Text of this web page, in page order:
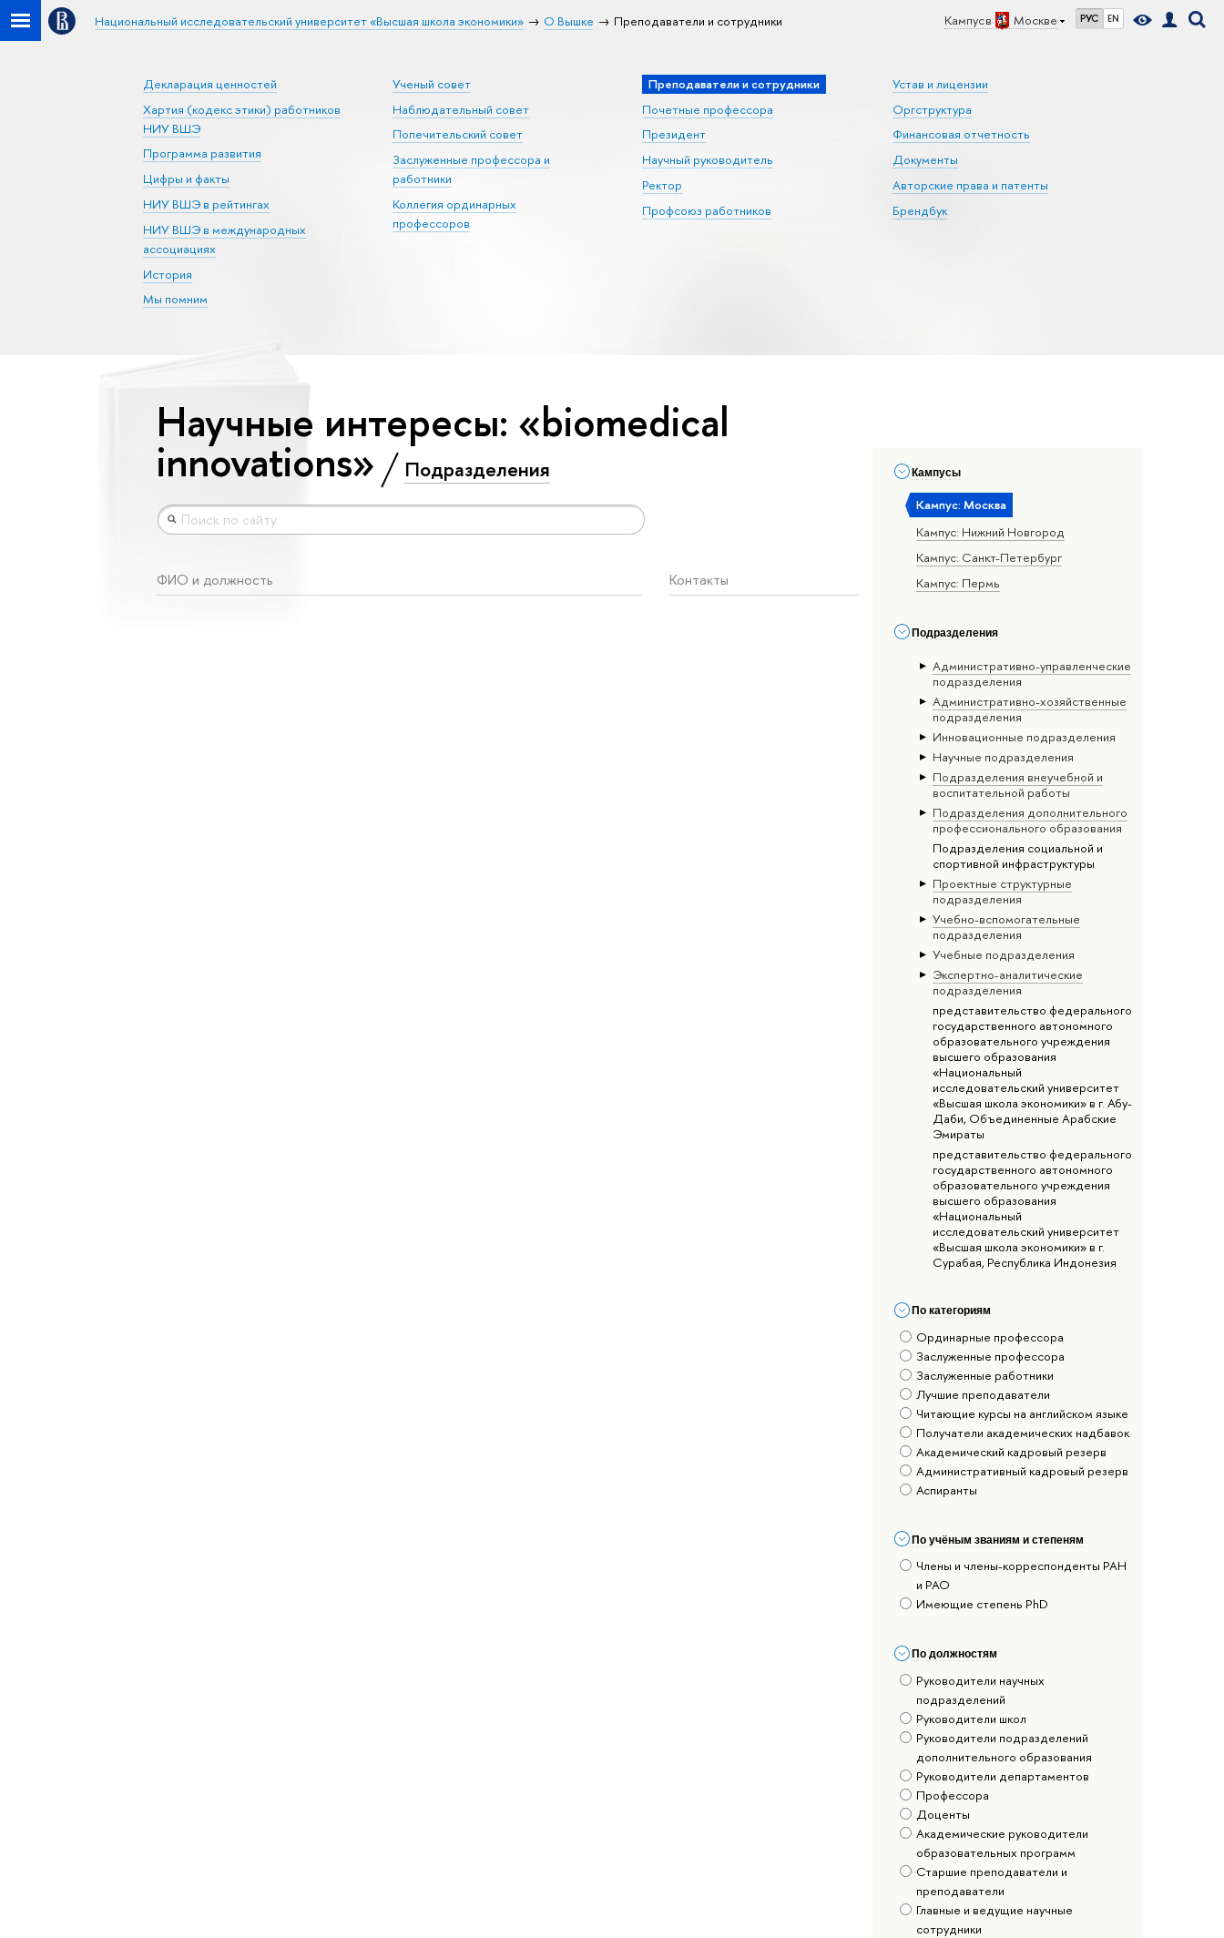
Кампус в Москве РУС EN
Национальный исследовательский университет «Высшая школа экономики» О Вышке Преподаватели и сотрудники
Декларация ценностей
Хартия (кодекс этики) работников
НИУ ВШЭ
Программа развития
Цифры и факты
НИУ ВШЭ в рейтингах
НИУ ВШЭ в международных
ассоциациях
История
Мы помним
Ученый совет
Наблюдательный совет
Попечительский совет
Заслуженные профессора и
работники
Коллегия ординарных
профессоров
Преподаватели и сотрудники
Почетные профессора
Президент
Научный руководитель
Ректор
Профсоюз работников
Устав и лицензии
Оргструктура
Финансовая отчетность
Документы
Авторские права и патенты
Брендбук
Кампусы
Кампус: Москва
Кампус: Нижний Новгород
Кампус: Санкт-Петербург
Кампус: Пермь
Подразделения
Административно-управленческие
подразделения
Административно-хозяйственные
подразделения
Инновационные подразделения
Научные подразделения
Подразделения внеучебной и
воспитательной работы
Подразделения дополнительного
профессионального образования
Подразделения социальной и
спортивной инфраструктуры
Проектные структурные
подразделения
Учебно-вспомогательные
подразделения
Учебные подразделения
Экспертно-аналитические
подразделения
представительство федерального
государственного автономного
образовательного учреждения
высшего образования
«Национальный
исследовательский университет
«Высшая школа экономики» в г. Абу-
Даби, Объединенные Арабские
Эмираты
представительство федерального
государственного автономного
образовательного учреждения
высшего образования
«Национальный
исследовательский университет
«Высшая школа экономики» в г.
Сурабая, Республика Индонезия
По категориям
Ординарные профессора
Заслуженные профессора
Заслуженные работники
Лучшие преподаватели
Читающие курсы на английском языке
Получатели академических надбавок
Академический кадровый резерв
Административный кадровый резерв
Аспиранты
По учёным званиям и степеням
Члены и члены-корреспонденты РАН
и РАО
Имеющие степень PhD
По должностям
Руководители научных
подразделений
Руководители школ
Руководители подразделений
дополнительного образования
Руководители департаментов
Профессора
Доценты
Академические руководители
образовательных программ
Старшие преподаватели и
преподаватели
Главные и ведущие научные
сотрудники
Научные интересы: «biomedical
innovations» Подразделения
ФИО и должность Контакты